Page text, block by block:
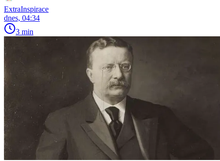
ExtraInspirace
dnes, 04:34
3 min